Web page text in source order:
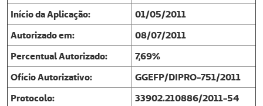
Início da Aplicação:
01/05/2011
Autorizado em:
08/07/2011
Percentual Autorizado:
7,69%
Ofício Autorizativo:
GGEFP/DIPRO-751/2011
Protocolo:
33902.210886/2011-54